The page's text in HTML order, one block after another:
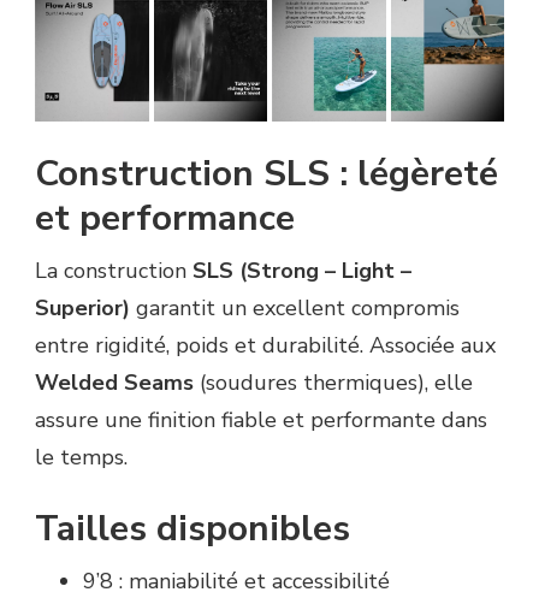
Construction SLS : légèreté
et performance
La construction SLS (Strong – Light –
Superior) garantit un excellent compromis
entre rigidité, poids et durabilité. Associée aux
Welded Seams (soudures thermiques), elle
assure une finition fiable et performante dans
le temps.
Tailles disponibles
9’8 : maniabilité et accessibilité